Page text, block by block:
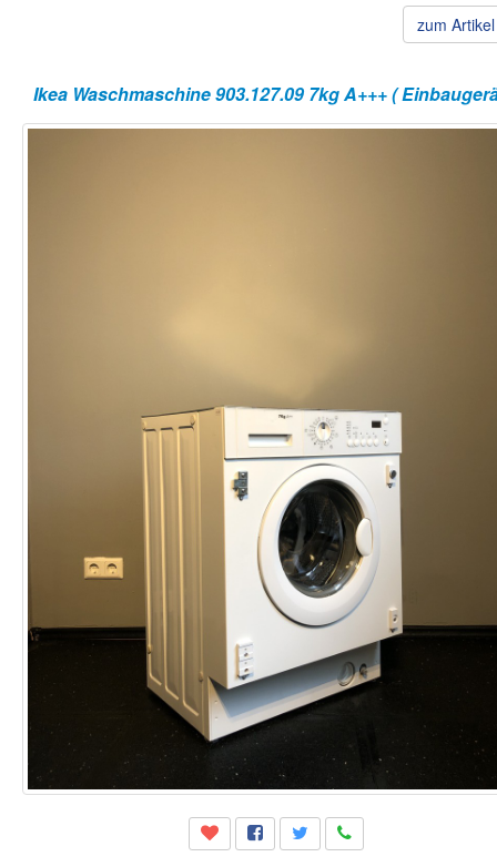
zum
Ikea Waschmaschine 903.127.09 7kg A+++ (